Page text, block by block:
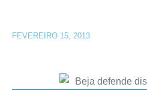
FEVEREIRO 15, 2013